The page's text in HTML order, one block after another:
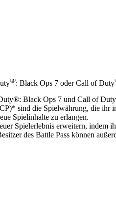
®: Black Ops 7 oder Call of Duty
Black Ops 7 und Call of
sind die Spielwährung, die
Spielinhalte zu erlangen.
Spielerlebnis erweitern, indem
des Battle Pass können